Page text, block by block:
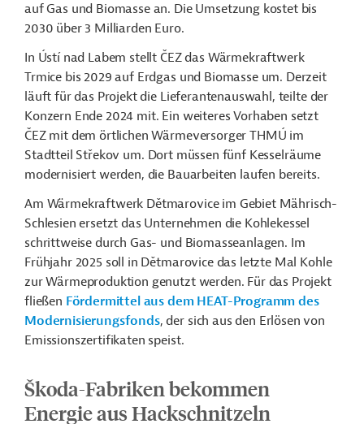
auf Gas und Biomasse an. Die Umsetzung kostet bis
2030 über 3 Milliarden Euro.
In Ústí nad Labem stellt ČEZ das Wärmekraftwerk
Trmice bis 2029 auf Erdgas und Biomasse um. Derzeit
läuft für das Projekt die Lieferantenauswahl, teilte der
Konzern Ende 2024 mit. Ein weiteres Vorhaben setzt
ČEZ mit dem örtlichen Wärmeversorger THMÚ im
Stadtteil Střekov um. Dort müssen fünf Kesselräume
modernisiert werden, die Bauarbeiten laufen bereits.
Am Wärmekraftwerk Dětmarovice im Gebiet Mährisch-
Schlesien ersetzt das Unternehmen die Kohlekessel
schrittweise durch Gas- und Biomasseanlagen. Im
Frühjahr 2025 soll in Dětmarovice das letzte Mal Kohle
zur Wärmeproduktion genutzt werden. Für das Projekt
fließen Fördermittel aus dem HEAT-Programm des
Modernisierungsfonds, der sich aus den Erlösen von
Emissionszertifikaten speist.
Škoda-Fabriken bekommen
Energie aus Hackschnitzeln